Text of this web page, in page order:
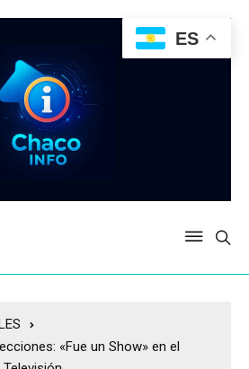
«Fue un Show» en el
ES